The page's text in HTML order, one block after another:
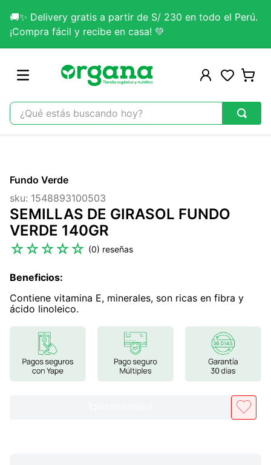
🚚✨ Delivery gratis a partir de S/ 230 en todo el Perú.
¡Compra fácil y recibe en casa! 💚
¿Qué estás buscando hoy?
2.
citrato magnesio
3.
lab nutrition
4.
colageno
5 .
kefir
8.
magnesio
9.
melena leon
stevia
Fundo Verde
sku: 1548893100503
SEMILLAS DE GIRASOL FUNDO
VERDE 140GR
☆☆☆☆☆ (0)
Beneficios:
Contiene vitamina E, minerales, son ricas en fibra y
ácido linoleico.